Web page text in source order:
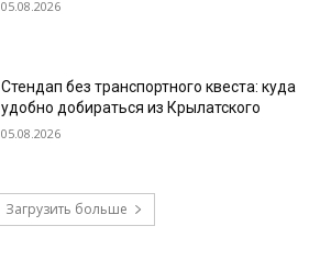
05.08.2026
Стендап без транспортного квеста: куда
удобно добираться из Крылатского
05.08.2026
Загрузить больше